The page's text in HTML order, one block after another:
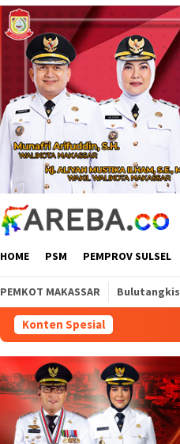
HOME PSM PEMPROV SULSEL
PEMKOT MAKASSAR Bulutangkis
Konten Spesial